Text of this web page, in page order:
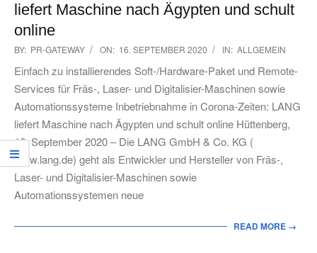
liefert Maschine nach Ägypten und schult
online
2020-
09-
16
BY: PR-GATEWAY ON: 16. SEPTEMBER 2020 IN: ALLGEMEIN
Einfach zu installierendes Soft-/Hardware-Paket und Remote-
Services für Fräs-, Laser- und Digitalisier-Maschinen sowie
Automationssysteme Inbetriebnahme in Corona-Zeiten: LANG
liefert Maschine nach Ägypten und schult online Hüttenberg,
16. September 2020 – Die LANG GmbH & Co. KG (
www.lang.de) geht als Entwickler und Hersteller von Fräs-,
Laser- und Digitalisier-Maschinen sowie
Automationssystemen neue
READ MORE →